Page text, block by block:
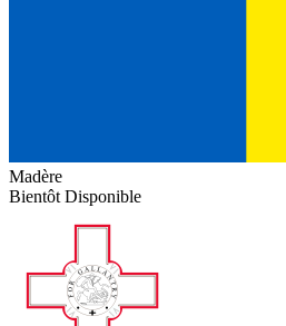
Madère
Bientôt Disponible